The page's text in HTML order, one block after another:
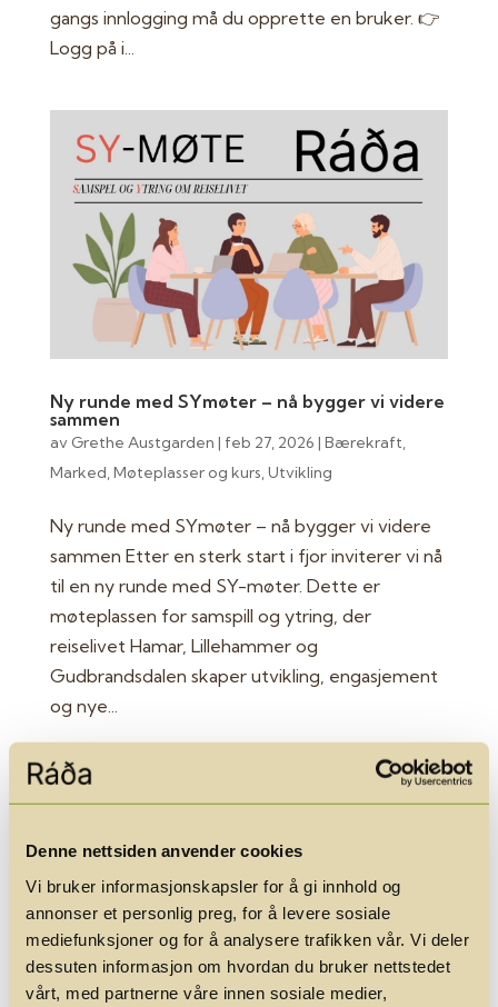
Denne nettsiden anvender cookies
Vi bruker informasjonskapsler for å gi innhold og
annonser et personlig preg, for å levere sosiale
mediefunksjoner og for å analysere trafikken vår. Vi deler
dessuten informasjon om hvordan du bruker nettstedet
vårt, med partnerne våre innen sosiale medier,
gangs innlogging må du opprette en bruker. 👉
Logg på i...
Ny runde med SYmøter – nå bygger vi videre
sammen
av Grethe Austgarden | feb 27, 2026 | Bærekraft,
Marked,Møteplasser og kurs,Utvikling
Ny runde med SYmøter – nå bygger vi videre
sammen Etter en sterk start i fjor inviterer vi nå
til en ny runde med SY-møter. Dette er
møteplassen for samspill og ytring, der
reiselivet Hamar, Lillehammer og
Gudbrandsdalen skaper utvikling, engasjement
og nye...